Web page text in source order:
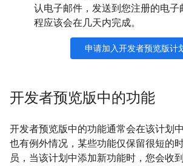
认电子邮件，发送到您注册的电子
程应该会在几天内完成。
申请加入开发者预览版计
开发者预览版中的功能
开发者预览版中的功能通常会在该计划
也有例外情况，某些功能仅保留很短的
员，当该计划中添加新功能时，您会收